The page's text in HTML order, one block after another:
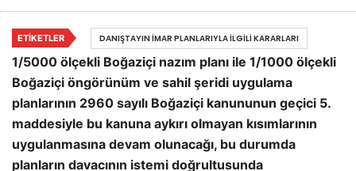
1/5000 ölçekli Boğaziçi nazım planı ile 1/1000 ölçekli
Boğaziçi öngörünüm ve sahil şeridi uygulama
planlarının 2960 sayılı Boğaziçi kanununun geçici 5.
maddesiyle bu kanuna aykırı olmayan kısımlarının
uygulanmasına devam olunacağı, bu durumda
planların davacının istemi doğrultusunda
ETIKETLER DANIŞTAYIN İMAR PLANLARIYLA İLGILI KARARLARI